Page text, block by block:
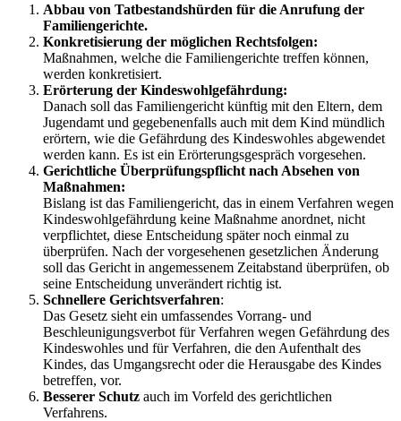
Abbau von Tatbestandshürden für die Anrufung der
Familiengerichte.
Konkretisierung der möglichen Rechtsfolgen:
Maßnahmen, welche die Familiengerichte treffen können,
werden konkretisiert.
Erörterung der Kindeswohlgefährdung:
Danach soll das Familiengericht künftig mit den Eltern, dem
Jugendamt und gegebenenfalls auch mit dem Kind mündlich
erörtern, wie die Gefährdung des Kindeswohles abgewendet
werden kann. Es ist ein Erörterungsgespräch vorgesehen.
Gerichtliche Überprüfungspflicht nach Absehen von
Maßnahmen:
Bislang ist das Familiengericht, das in einem Verfahren wegen
Kindeswohlgefährdung keine Maßnahme anordnet, nicht
verpflichtet, diese Entscheidung später noch einmal zu
überprüfen. Nach der vorgesehenen gesetzlichen Änderung
soll das Gericht in angemessenem Zeitabstand überprüfen, ob
seine Entscheidung unverändert richtig ist.
Schnellere Gerichtsverfahren:
Das Gesetz sieht ein umfassendes Vorrang- und
Beschleunigungsverbot für Verfahren wegen Gefährdung des
Kindeswohles und für Verfahren, die den Aufenthalt des
Kindes, das Umgangsrecht oder die Herausgabe des Kindes
betreffen, vor.
Besserer Schutz auch im Vorfeld des gerichtlichen
Verfahrens.